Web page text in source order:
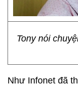
Tony nói
Như Infonet đã